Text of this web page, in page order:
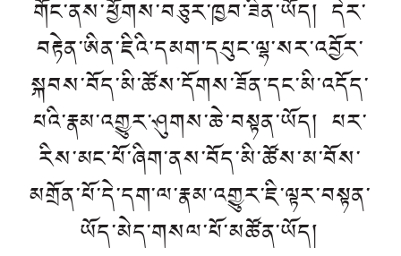
གོང་ནས་ཕྱོགས་བཅུར་ཁྱབ་ཟིན་ཡོད། དེར་
བརྟེན་ཨིན་ཇིའི་དམག་དཔུང་ལྷ་སར་འབྱོར་
སྐབས་བོད་མི་ཚོས་དོགས་ཟོན་དང་མི་འདོད་
པའི་རྣམ་འགྱུར་ཤུགས་ཆེ་བསྟན་ཡོད། པར་
རིས་མང་པོ་ཞིག་ནས་བོད་མི་ཚོས་མ་བོས་
མགྲོན་པོ་དེ་དག་ལ་རྣམ་འགྱུར་ཇི་ལྟར་བསྟན་
ཡོད་མེད་གསལ་པོ་མཚོན་ཡོད།